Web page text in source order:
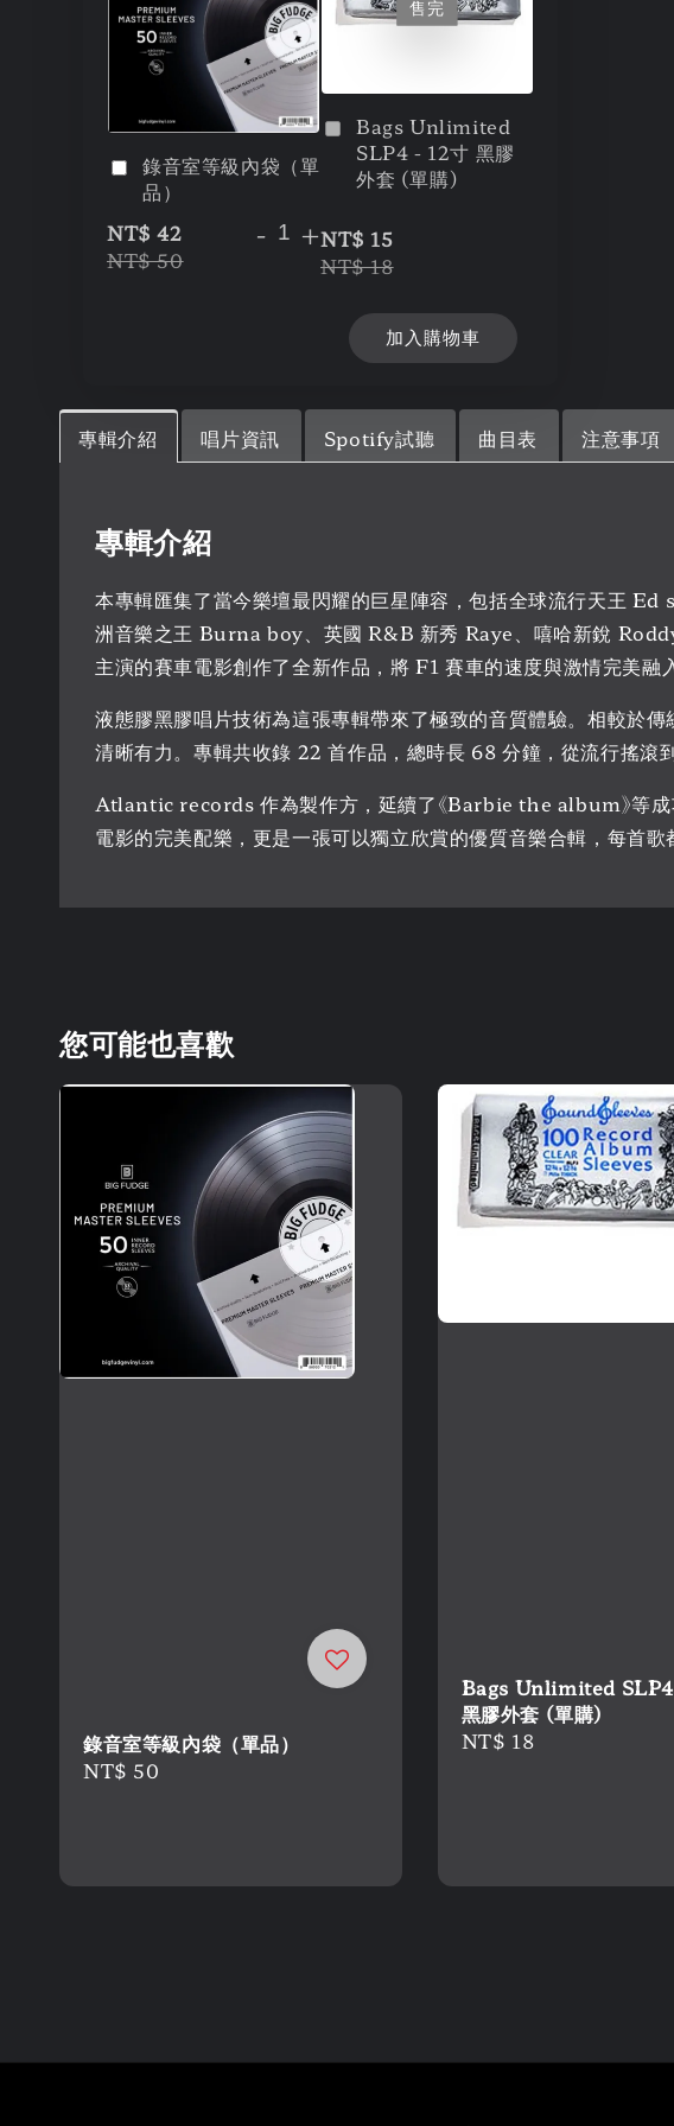
錄音室等級內袋（單
品）
NT$ 42
NT$ 50
- +
售完
Bags Unlimited
SLP4 - 12寸 黑膠
外套 (單購)
NT$ 15
NT$ 18
加入購物車
專輯介紹 唱片資訊 Spotify試聽 曲目表 注意事項
專輯介紹
本專輯匯集了當今樂壇最閃耀的巨星陣容，包括全球流行天王
洲音樂之王 Burna boy、英國 R&B 新秀 Raye、嘻哈新銳
主演的賽車電影創作了全新作品，將 F1 賽車的速度與激情完美融
液態膠黑膠唱片技術為這張專輯帶來了極致的音質體驗。相較於
清晰有力。專輯共收錄 22 首作品，總時長 68 分鐘，從流行搖滾
Atlantic records 作為製作方，延續了《Barbie the album》等成
電影的完美配樂，更是一張可以獨立欣賞的優質音樂合輯，每首
您可能也喜歡
錄音室等級內袋（單品）
Regular
NT$ 50
Bags Unlimited
黑膠外套 (單購)
Regular
NT$ 18